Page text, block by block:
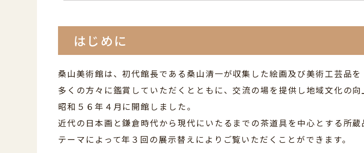
はじめに
桑山美術館は、初代館長である桑山清一が収集した絵画及び美術工芸品を
多くの方々に鑑賞していただくとともに、交流の場を提供し地域文化の向
昭和５６年４月に開館しました。
近代の日本画と鎌倉時代から現代にいたるまでの茶道具を中心とする所蔵
テーマによって年３回の展示替えによりご覧いただくことができます。